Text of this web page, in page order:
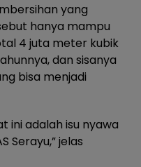
yang
hanya mampu
4 juta meter kubik
dan sisanya
bisa menjadi
ini adalah isu nyawa
Serayu,” jelas